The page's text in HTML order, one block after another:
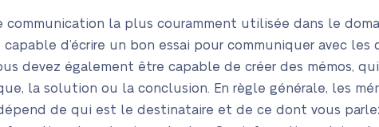
communication la plus couramment utilisée dans le
d’écrire un bon essai pour communiquer avec
devez également être capable de créer des mémos,
la solution ou la conclusion. En règle générale, les
de qui est le destinataire et de ce dont vous